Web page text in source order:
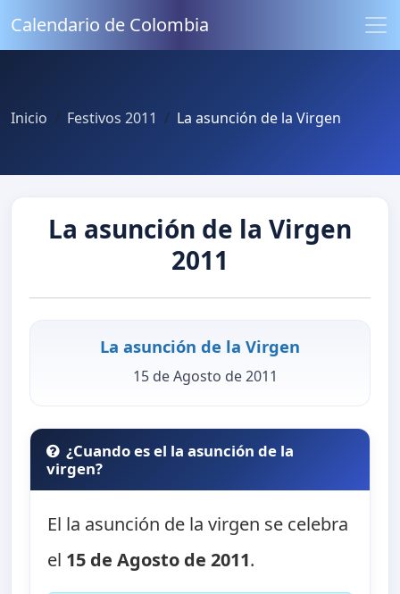
Calendario de Colombia
Inicio Festivos 2011 La asunción de la Virgen
La asunción de la Virgen
2011
La asunción de la Virgen
15 de Agosto de 2011
¿Cuando es el la asunción de la
virgen?
El la asunción de la virgen se celebra
el 15 de Agosto de 2011.